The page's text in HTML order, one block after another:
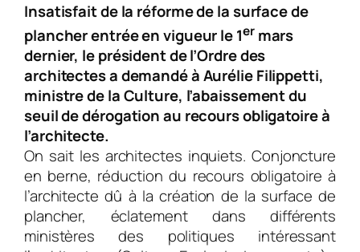
Insatisfait de la réforme de la surface de
plancher entrée en vigueur le 1ermars
dernier, le président de l’Ordre des
architectes a demandé à Aurélie Filippetti,
ministre de la Culture, l’abaissement du
seuil de dérogation au recours obligatoire à
l’architecte.
On sait les architectes inquiets. Conjoncture
en berne, réduction du recours obligatoire à
l’architecte dû à la création de la surface de
plancher, éclatement dans différents
ministères des politiques intéressant